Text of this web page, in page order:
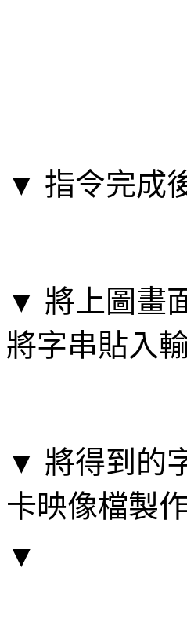
▼ 指令完成
▼ 將上圖畫
將字串貼入
▼ 將得到的
卡映像檔製
▼